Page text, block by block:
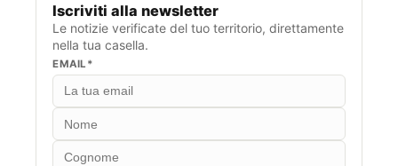
Iscriviti alla newsletter
Le notizie verificate del tuo territorio, direttamente
nella tua casella.
EMAIL*